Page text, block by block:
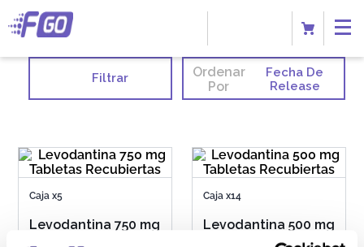
Filtrar
Ordenar
Por
Fecha De
Release
Caja x5
Levodantina 750 mg
Caja x14
Levodantina 500 mg